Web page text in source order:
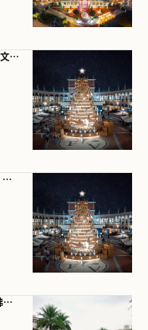
FV佛罗伦萨小镇启幕“年终奢宠季”，深化“文商旅体展”多元叙事
上海FV佛罗伦萨小镇获浦东新区专项资金支持 树立国际消费中心建设新标杆
“行千里经典车嘉年华2025”赛事于广佛FV佛罗伦萨小镇收车